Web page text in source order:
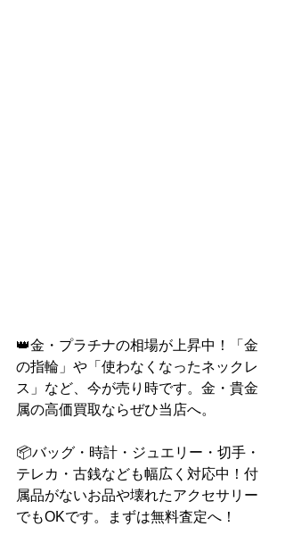
👑金・プラチナの相場が上昇中！「金
の指輪」や「使わなくなったネックレ
ス」など、今が売り時です。金・貴金
属の高価買取ならぜひ当店へ。
📦バッグ・時計・ジュエリー・切手・
テレカ・古銭なども幅広く対応中！付
属品がないお品や壊れたアクセサリー
でもOKです。まずは無料査定へ！